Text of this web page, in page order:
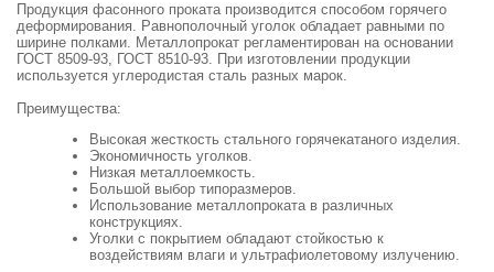
Продукция фасонного проката производится способом горячего
деформирования. Равнополочный уголок обладает равными по
ширине полками. Металлопрокат регламентирован на основании
ГОСТ 8509-93, ГОСТ 8510-93. При изготовлении продукции
используется углеродистая сталь разных марок.
Преимущества:
Высокая жесткость стального горячекатаного изделия.
Экономичность уголков.
Низкая металлоемкость.
Большой выбор типоразмеров.
Использование металлопроката в различных
конструкциях.
Уголки с покрытием обладают стойкостью к
воздействиям влаги и ультрафиолетовому излучению.